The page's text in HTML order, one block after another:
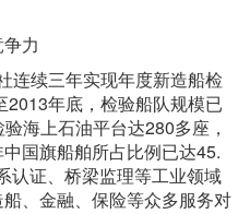
力
连续三年实现年度新造船检
年底，检验船队规模已
海上石油平台达280多座，
国旗船舶所占比例已达45.
认证、桥梁监理等工业领域
、金融、保险等众多服务对